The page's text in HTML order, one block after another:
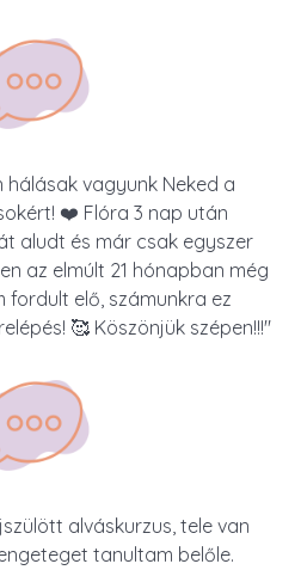
hálásak vagyunk Neked a
❤️ Flóra 3 nap után
aludt és már csak egyszer
az elmúlt 21 hónapban még
fordult elő, számunkra ez
🥰 Köszönjük szépen!!!"
alváskurzus, tele van
tanultam belőle.